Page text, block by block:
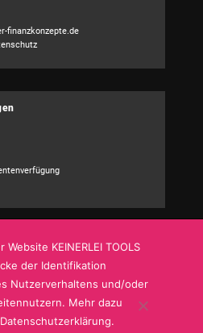
finanzkonzepte.de
KEINERLEI TOOLS
der Identifikation
Nutzerverhaltens und/oder
Mehr dazu